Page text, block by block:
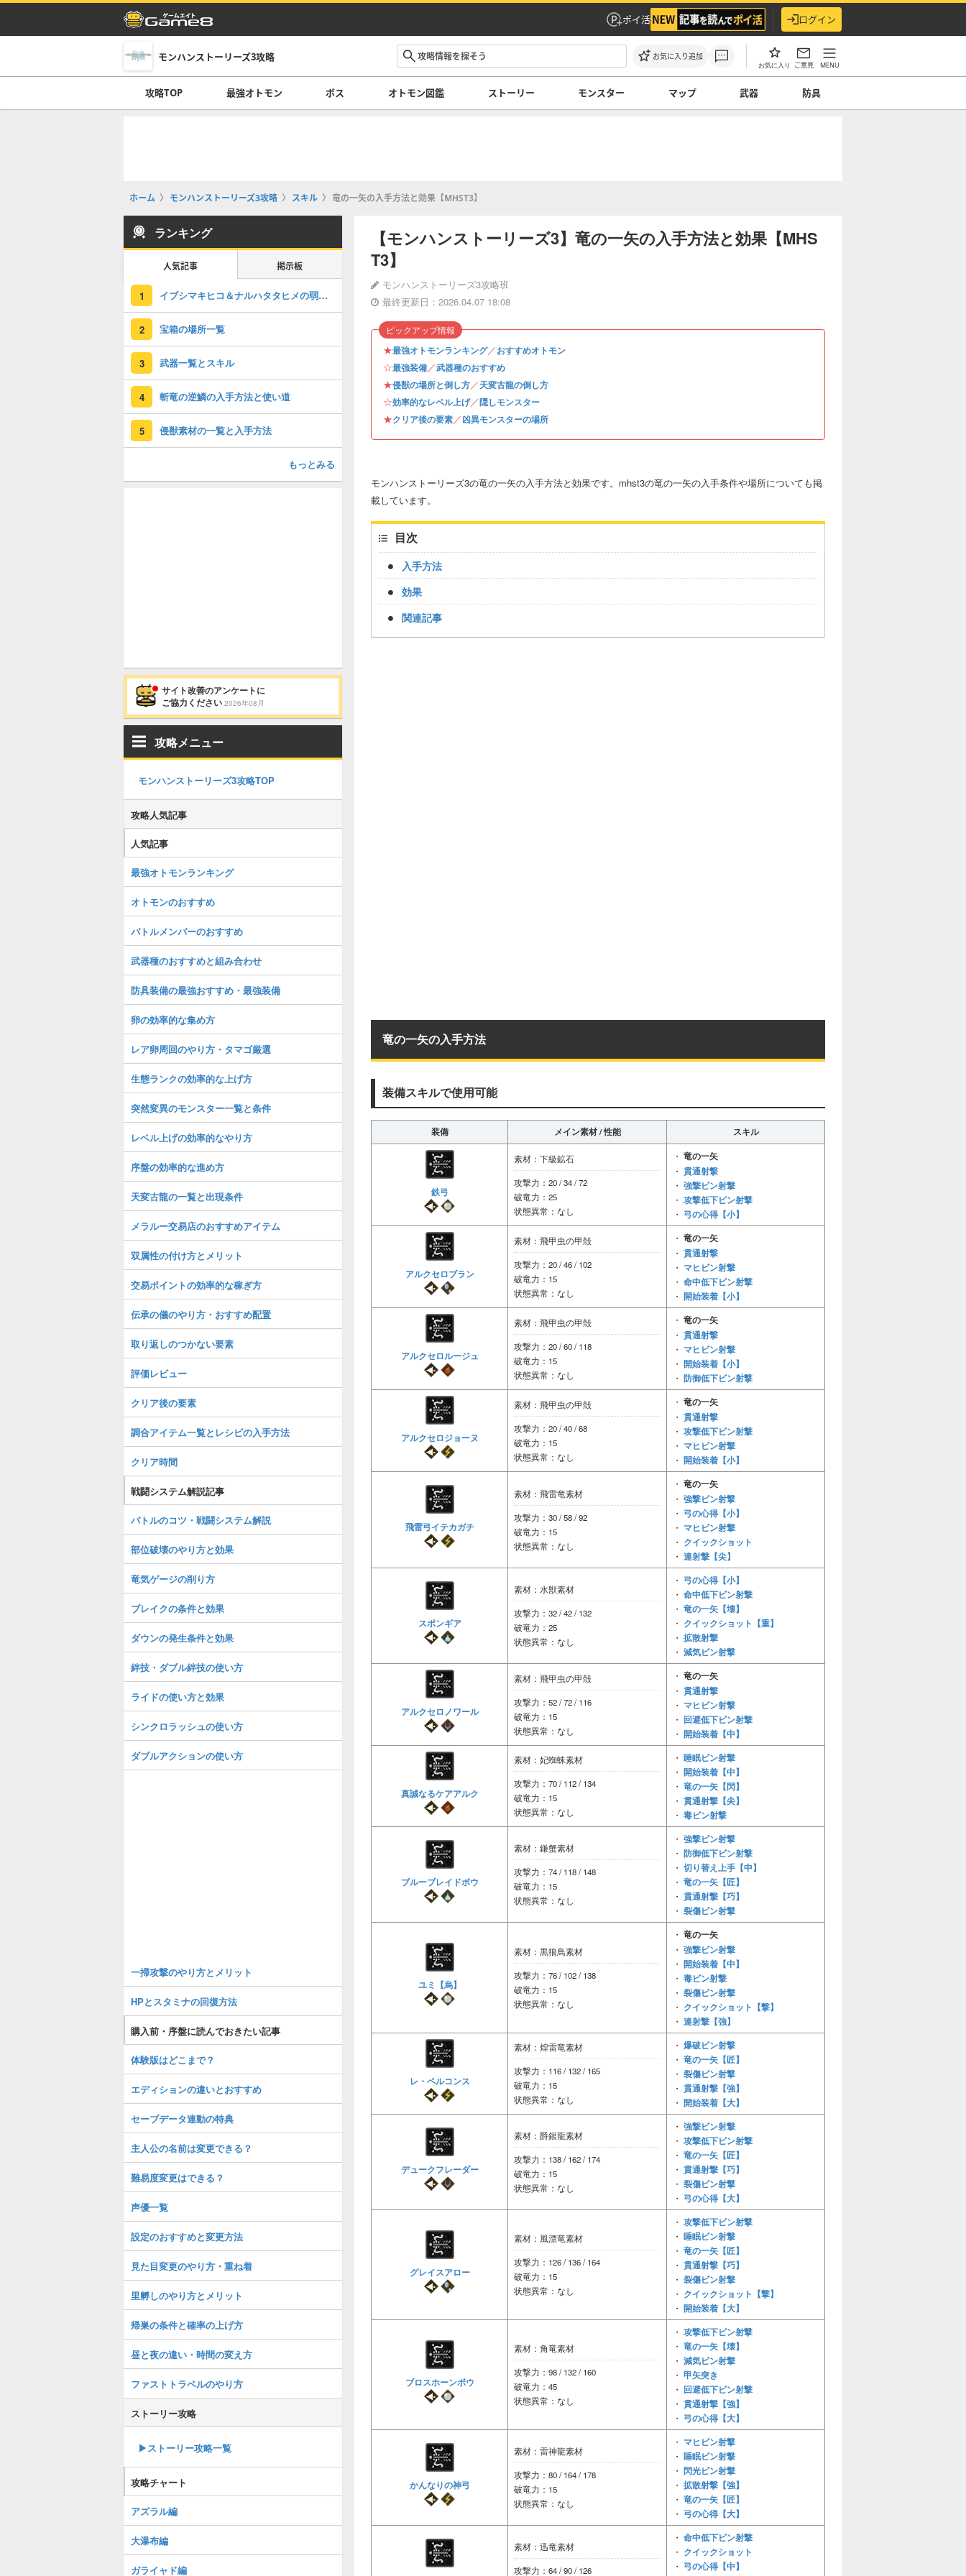
ポイ活 ログイン
モンハンストーリーズ3攻略 お気に入り追加
お気に入り ご意見 MENU
攻略TOP 最強オトモン ボス オトモン図鑑 ストーリー モンスター マップ 武器 防具
ホーム モンハンストーリーズ3攻略 スキル 竜の一矢の入手方法と効果【MHST3】
【モンハンストーリーズ3】竜の一矢の入手方法と効果【MHS
T3】
モンハンストーリーズ3攻略班
最終更新日：2026.04.07 18:08
★最強オトモンランキング／おすすめオトモン
☆最強装備／武器種のおすすめ
★侵獣の場所と倒し方／天変古龍の倒し方
☆効率的なレベル上げ／隠しモンスター
★クリア後の要素／凶異モンスターの場所
ピックアップ情報
モンハンストーリーズ3の竜の一矢の入手方法と効果です。mhst3の竜の一矢の入手条件や場所についても掲
載しています。
目次
入手方法
効果
関連記事
竜の一矢の入手方法
装備スキルで使用可能
装備 メイン素材 / 性能 スキル
鉄弓
素材：下級鉱石
攻撃力：20 / 34 / 72
破竜力：25
状態異常：なし
・ 竜の一矢
・ 貫通射撃
・ 強撃ビン射撃
・ 攻撃低下ビン射撃
・ 弓の心得【小】
アルクセロブラン
素材：飛甲虫の甲殻
攻撃力：20 / 46 / 102
破竜力：15
状態異常：なし
・ 竜の一矢
・ 貫通射撃
・ マヒビン射撃
・ 命中低下ビン射撃
・ 開始装着【小】
アルクセロルージュ
素材：飛甲虫の甲殻
攻撃力：20 / 60 / 118
破竜力：15
状態異常：なし
・ 竜の一矢
・ 貫通射撃
・ マヒビン射撃
・ 開始装着【小】
・ 防御低下ビン射撃
アルクセロジョーヌ
素材：飛甲虫の甲殻
攻撃力：20 / 40 / 68
破竜力：15
状態異常：なし
・ 竜の一矢
・ 貫通射撃
・ 攻撃低下ビン射撃
・ マヒビン射撃
・ 開始装着【小】
飛雷弓イテカガチ
素材：飛雷竜素材
攻撃力：30 / 58 / 92
破竜力：15
状態異常：なし
・ 竜の一矢
・ 強撃ビン射撃
・ 弓の心得【小】
・ マヒビン射撃
・ クイックショット
・ 連射撃【尖】
スポンギア
素材：水獣素材
攻撃力：32 / 42 / 132
破竜力：25
状態異常：なし
・ 弓の心得【小】
・ 命中低下ビン射撃
・ 竜の一矢【壊】
・ クイックショット【重】
・ 拡散射撃
・ 減気ビン射撃
アルクセロノワール
素材：飛甲虫の甲殻
攻撃力：52 / 72 / 116
破竜力：15
状態異常：なし
・ 竜の一矢
・ 貫通射撃
・ マヒビン射撃
・ 回避低下ビン射撃
・ 開始装着【中】
真誠なるケアアルク
素材：妃蜘蛛素材
攻撃力：70 / 112 / 134
破竜力：15
状態異常：なし
・ 睡眠ビン射撃
・ 開始装着【中】
・ 竜の一矢【閃】
・ 貫通射撃【尖】
・ 毒ビン射撃
ブルーブレイドボウ
素材：鎌蟹素材
攻撃力：74 / 118 / 148
破竜力：15
状態異常：なし
・ 強撃ビン射撃
・ 防御低下ビン射撃
・ 切り替え上手【中】
・ 竜の一矢【匠】
・ 貫通射撃【巧】
・ 裂傷ビン射撃
ユミ【烏】
素材：黒狼鳥素材
攻撃力：76 / 102 / 138
破竜力：15
状態異常：なし
・ 竜の一矢
・ 強撃ビン射撃
・ 開始装着【中】
・ 毒ビン射撃
・ 裂傷ビン射撃
・ クイックショット【撃】
・ 連射撃【強】
レ・ペルコンス
素材：煌雷竜素材
攻撃力：116 / 132 / 165
破竜力：15
状態異常：なし
・ 爆破ビン射撃
・ 竜の一矢【匠】
・ 裂傷ビン射撃
・ 貫通射撃【強】
・ 開始装着【大】
デュークフレーダー
素材：爵銀龍素材
攻撃力：138 / 162 / 174
破竜力：15
状態異常：なし
・ 強撃ビン射撃
・ 攻撃低下ビン射撃
・ 竜の一矢【匠】
・ 貫通射撃【巧】
・ 裂傷ビン射撃
・ 弓の心得【大】
グレイスアロー
素材：風漂竜素材
攻撃力：126 / 136 / 164
破竜力：15
状態異常：なし
・ 攻撃低下ビン射撃
・ 睡眠ビン射撃
・ 竜の一矢【匠】
・ 貫通射撃【巧】
・ 裂傷ビン射撃
・ クイックショット【撃】
・ 開始装着【大】
ブロスホーンボウ
素材：角竜素材
攻撃力：98 / 132 / 160
破竜力：45
状態異常：なし
・ 攻撃低下ビン射撃
・ 竜の一矢【壊】
・ 減気ビン射撃
・ 甲矢突き
・ 回避低下ビン射撃
・ 貫通射撃【強】
・ 弓の心得【大】
かんなりの神弓
素材：雷神龍素材
攻撃力：80 / 164 / 178
破竜力：15
状態異常：なし
・ マヒビン射撃
・ 睡眠ビン射撃
・ 閃光ビン射撃
・ 拡散射撃【強】
・ 竜の一矢【匠】
・ 弓の心得【大】
素材：迅竜素材
攻撃力：64 / 90 / 126
・ 命中低下ビン射撃
・ クイックショット
・ 弓の心得【中】
ランキング
人気記事 掲示板
1 イブシマキヒコ＆ナルハタタヒメの弱点と行動パターン攻略
2 宝箱の場所一覧
3 武器一覧とスキル
4 斬竜の逆鱗の入手方法と使い道
5 侵獣素材の一覧と入手方法
もっとみる
サイト改善のアンケートに
ご協力ください 2026年08月
攻略メニュー
モンハンストーリーズ3攻略TOP
攻略人気記事
人気記事
最強オトモンランキング
オトモンのおすすめ
バトルメンバーのおすすめ
武器種のおすすめと組み合わせ
防具装備の最強おすすめ・最強装備
卵の効率的な集め方
レア卵周回のやり方・タマゴ厳選
生態ランクの効率的な上げ方
突然変異のモンスター一覧と条件
レベル上げの効率的なやり方
序盤の効率的な進め方
天変古龍の一覧と出現条件
メラルー交易店のおすすめアイテム
双属性の付け方とメリット
交易ポイントの効率的な稼ぎ方
伝承の儀のやり方・おすすめ配置
取り返しのつかない要素
評価レビュー
クリア後の要素
調合アイテム一覧とレシピの入手方法
クリア時間
戦闘システム解説記事
バトルのコツ・戦闘システム解説
部位破壊のやり方と効果
竜気ゲージの削り方
ブレイクの条件と効果
ダウンの発生条件と効果
絆技・ダブル絆技の使い方
ライドの使い方と効果
シンクロラッシュの使い方
ダブルアクションの使い方
一掃攻撃のやり方とメリット
HPとスタミナの回復方法
購入前・序盤に読んでおきたい記事
体験版はどこまで？
エディションの違いとおすすめ
セーブデータ連動の特典
主人公の名前は変更できる？
難易度変更はできる？
声優一覧
設定のおすすめと変更方法
見た目変更のやり方・重ね着
里孵しのやり方とメリット
帰巣の条件と確率の上げ方
昼と夜の違い・時間の変え方
ファストトラベルのやり方
ストーリー攻略
▶︎ストーリー攻略一覧
攻略チャート
アズラル編
大瀑布編
ガライャド編